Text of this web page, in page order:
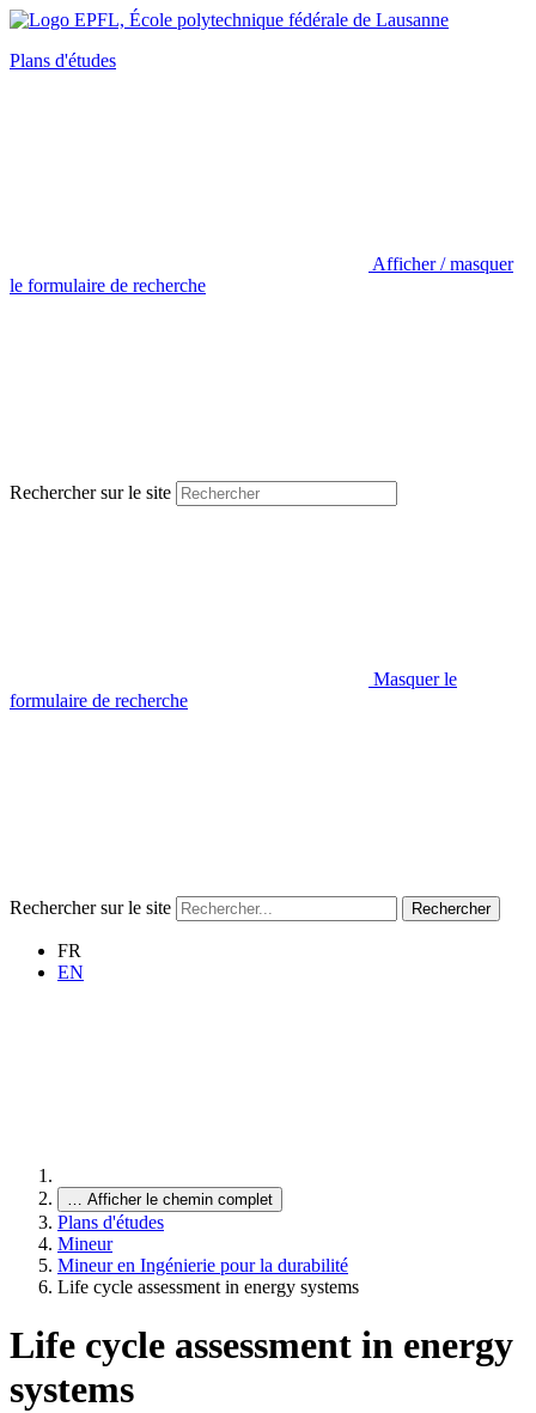
Plans d'études
Afficher / masquer
le formulaire de recherche
Rechercher sur le site
Masquer le
formulaire de recherche
Rechercher sur le site Rechercher
FR
EN
… Afficher le chemin complet
Plans d'études
Mineur
Mineur en Ingénierie pour la durabilité
Life cycle assessment in energy systems
Life cycle assessment in energy
systems